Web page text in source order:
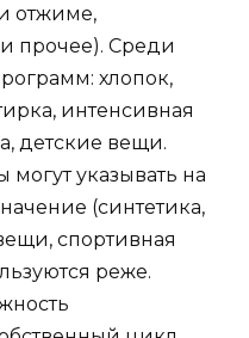
отжиме,
прочее). Среди
хлопок,
интенсивная
детские вещи.
указывать на
(синтетика,
спортивная
реже.